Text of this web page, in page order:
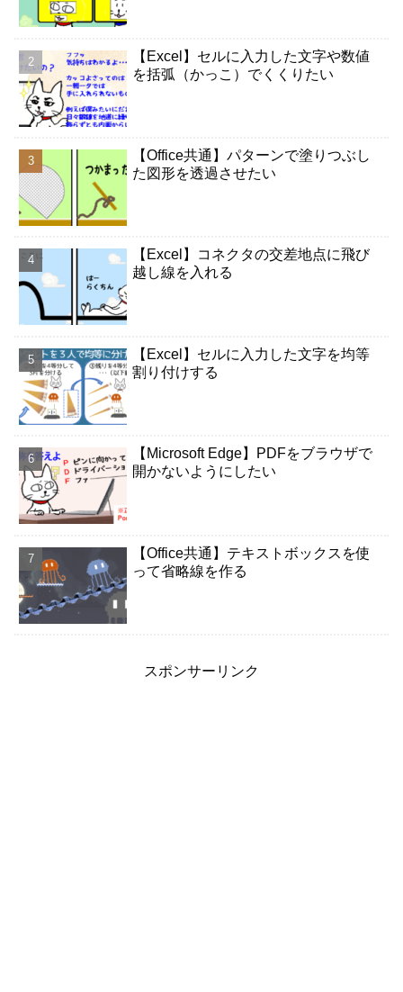
【Excel】セルに入力した文字や数値
を括弧（かっこ）でくくりたい
【Office共通】パターンで塗りつぶし
た図形を透過させたい
【Excel】コネクタの交差地点に飛び
越し線を入れる
【Excel】セルに入力した文字を均等
割り付けする
【Microsoft Edge】PDFをブラウザで
開かないようにしたい
【Office共通】テキストボックスを使
って省略線を作る
スポンサーリンク